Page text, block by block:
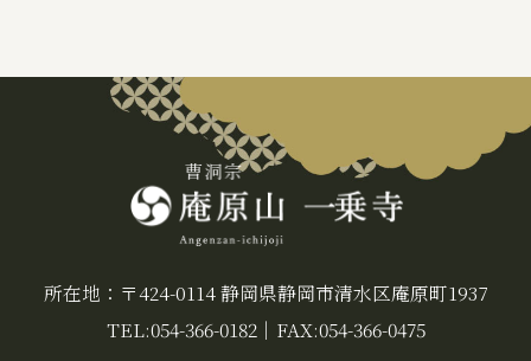
所在地：〒424-0114 静岡県静岡市清水区庵原町1937
TEL:054-366-0182｜ FAX:054-366-0475